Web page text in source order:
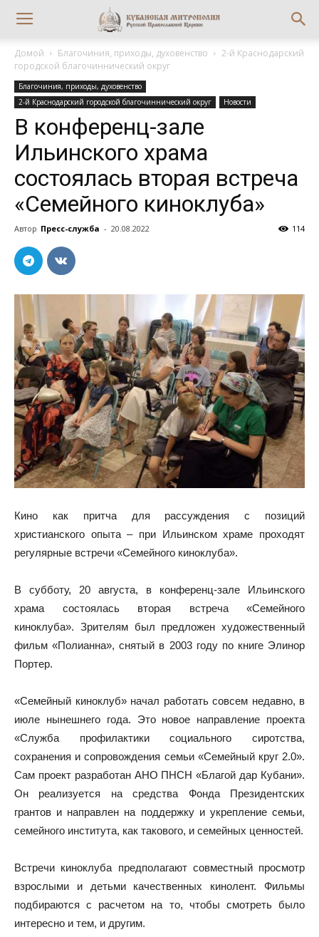
Домой Благочиния, приходы, духовенство
2-й Краснодарский
городской благочиннический округ
Благочиния, приходы, духовенство
2-й Краснодарский городской благочиннический округ
Новости
В конференц-зале
Ильинского храма
состоялась вторая встреча
«Семейного киноклуба»
Автор Пресс-служба - 20.08.2022 114
Кино как притча для рассуждения с позиций
христианского опыта – при Ильинском храме проходят
регулярные встречи «Семейного киноклуба».
В субботу, 20 августа, в конференц-зале Ильинского
храма состоялась вторая встреча «Семейного
киноклуба». Зрителям был предложен художественный
фильм «Полианна», снятый в 2003 году по книге Элинор
Портер.
«Семейный киноклуб» начал работать совсем недавно, в
июле нынешнего года. Это новое направление проекта
«Служба профилактики социального сиротства,
сохранения и сопровождения семьи «Семейный круг 2.0».
Сам проект разработан АНО ПНСН «Благой дар Кубани».
Он реализуется на средства Фонда Президентских
грантов и направлен на поддержку и укрепление семьи,
семейного института, как такового, и семейных ценностей.
Встречи киноклуба предполагают совместный просмотр
взрослыми и детьми качественных кинолент. Фильмы
подбираются с расчетом на то, чтобы смотреть было
интересно и тем, и другим.